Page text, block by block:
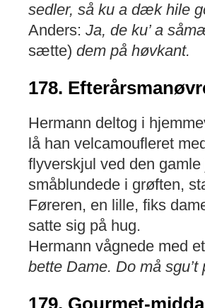
sedler, så ku a dæk hile
Anders: Ja, de ku’ a
sætte) dem på høvkant.
178.
Hermann deltog i
lå han velcamoufleret
flyverskjul ved den
småblundede i grøften,
Føreren, en lille, fiks
satte sig på hug.
Hermann vågnede med
bette Dame. Do må
179. Gourmet-